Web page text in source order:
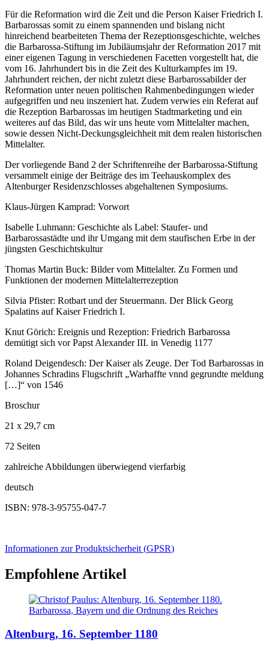
Für die Reformation wird die Zeit und die Person Kaiser Friedrich I.
Barbarossas somit zu einem spannenden und bislang nicht
hinreichend bearbeiteten Thema der Rezeptionsgeschichte, welches
die Barbarossa-Stiftung im Jubiläumsjahr der Reformation 2017 mit
einer eigenen Tagung in verschiedenen Facetten vorgestellt hat, die
vom 16. Jahrhundert bis in die Zeit des Kulturkampfes im 19.
Jahrhundert reichen, der nicht zuletzt diese Barbarossabilder der
Reformation unter neuen politischen Rahmenbedingungen wieder
aufgegriffen und neu inszeniert hat. Zudem verwies ein Referat auf
die Rezeption Barbarossas im heutigen Stadtmarketing und ein
weiteres auf das Bild, das wir uns heute vom Mittelalter machen,
sowie dessen Nicht-Deckungsgleichheit mit dem realen historischen
Mittelalter.
Der vorliegende Band 2 der Schriftenreihe der Barbarossa-Stiftung
versammelt einige der Beiträge des im Teehauskomplex des
Altenburger Residenzschlosses abgehaltenen Symposiums.
Klaus-Jürgen Kamprad: Vorwort
Isabelle Luhmann: Geschichte als Label: Staufer- und
Barbarossastädte und ihr Umgang mit dem staufischen Erbe in der
jüngsten Geschichtskultur
Thomas Martin Buck: Bilder vom Mittelalter. Zu Formen und
Funktionen der modernen Mittelalterrezeption
Silvia Pfister: Rotbart und der Steuermann. Der Blick Georg
Spalatins auf Kaiser Friedrich I.
Knut Görich: Ereignis und Rezeption: Friedrich Barbarossa
demütigt sich vor Papst Alexander III. in Venedig 1177
Roland Deigendesch: Der Kaiser als Zeuge. Der Tod Barbarossas in
Johannes Schradins Flugschrift „Warhaffte vnnd gegrundte meldung
[…]“ von 1546
Broschur
21 x 29,7 cm
72 Seiten
zahlreiche Abbildungen überwiegend vierfarbig
deutsch
ISBN: 978-3-95755-047-7
Informationen zur Produktsicherheit (GPSR)
Empfohlene Artikel
Altenburg, 16. September 1180